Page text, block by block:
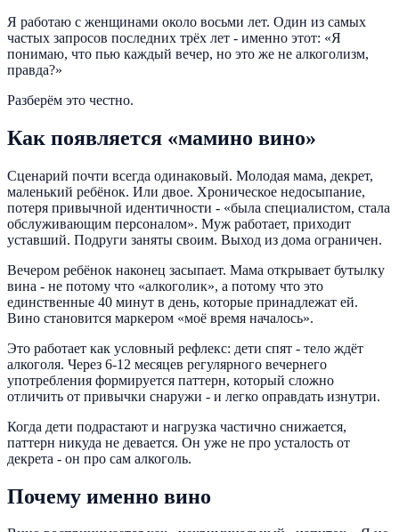
Я работаю с женщинами около восьми лет. Один из самых
частых запросов последних трёх лет - именно этот: «Я
понимаю, что пью каждый вечер, но это же не алкоголизм,
правда?»
Разберём это честно.
Как появляется «мамино вино»
Сценарий почти всегда одинаковый. Молодая мама, декрет,
маленький ребёнок. Или двое. Хроническое недосыпание,
потеря привычной идентичности - «была специалистом, стала
обслуживающим персоналом». Муж работает, приходит
уставший. Подруги заняты своим. Выход из дома ограничен.
Вечером ребёнок наконец засыпает. Мама открывает бутылку
вина - не потому что «алкоголик», а потому что это
единственные 40 минут в день, которые принадлежат ей.
Вино становится маркером «моё время началось».
Это работает как условный рефлекс: дети спят - тело ждёт
алкоголя. Через 6-12 месяцев регулярного вечернего
употребления формируется паттерн, который сложно
отличить от привычки снаружи - и легко оправдать изнутри.
Когда дети подрастают и нагрузка частично снижается,
паттерн никуда не девается. Он уже не про усталость от
декрета - он про сам алкоголь.
Почему именно вино